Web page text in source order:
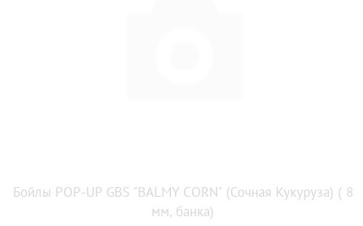
Бойлы POP-UP GBS "BALMY CORN" (Сочная Кукуруза) ( 8
мм, банка)